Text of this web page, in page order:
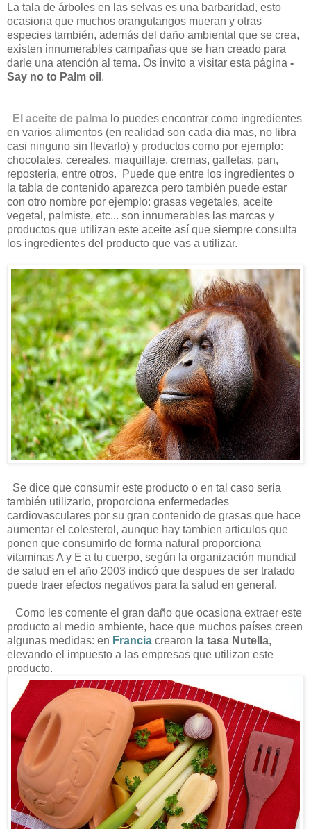
La tala de árboles en las selvas es una barbaridad, esto
ocasiona que muchos orangutangos mueran y otras
especies también, además del daño ambiental que se crea,
existen innumerables campañas que se han creado para
darle una atención al tema. Os invito a visitar esta página -
Say no to Palm oil .
El aceite de palma lo puedes encontrar como ingredientes
en varios alimentos (en realidad son cada dia mas, no libra
casi ninguno sin llevarlo) y productos como por ejemplo:
chocolates, cereales, maquillaje, cremas, galletas, pan,
reposteria, entre otros. Puede que entre los ingredientes o
la tabla de contenido aparezca pero también puede estar
con otro nombre por ejemplo: grasas vegetales, aceite
vegetal, palmiste, etc... son innumerables las marcas y
productos que utilizan este aceite así que siempre consulta
los ingredientes del producto que vas a utilizar.
Se dice que consumir este producto o en tal caso seria
también utilizarlo, proporciona enfermedades
cardiovasculares por su gran contenido de grasas que hace
aumentar el colesterol, aunque hay tambien articulos que
ponen que consumirlo de forma natural proporciona
vitaminas A y E a tu cuerpo, según la organización mundial
de salud en el año 2003 indicó que despues de ser tratado
puede traer efectos negativos para la salud en general.
Como les comente el gran daño que ocasiona extraer este
producto al medio ambiente, hace que muchos países creen
algunas medidas: en Francia crearon la tasa Nutella,
elevando el impuesto a las empresas que utilizan este
producto.